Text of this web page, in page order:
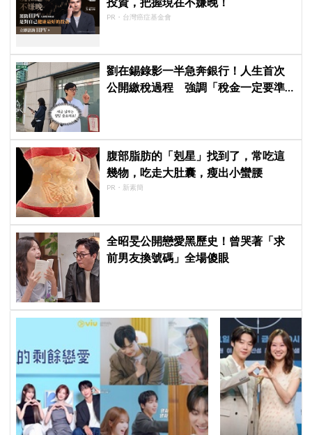
PR・台灣癌症基金會
劉在錫錄影一半急奔銀行！人生首次
公開繳稅過程 強調「稅金一定要準
腹部脂肪的「剋星」找到了，常吃這
幾物，吃走大肚囊，瘦出小蠻腰
PR・新素簡
全昭旻公開戀愛黑歷史！曾哭著「求
前男友換號碼」全場傻眼